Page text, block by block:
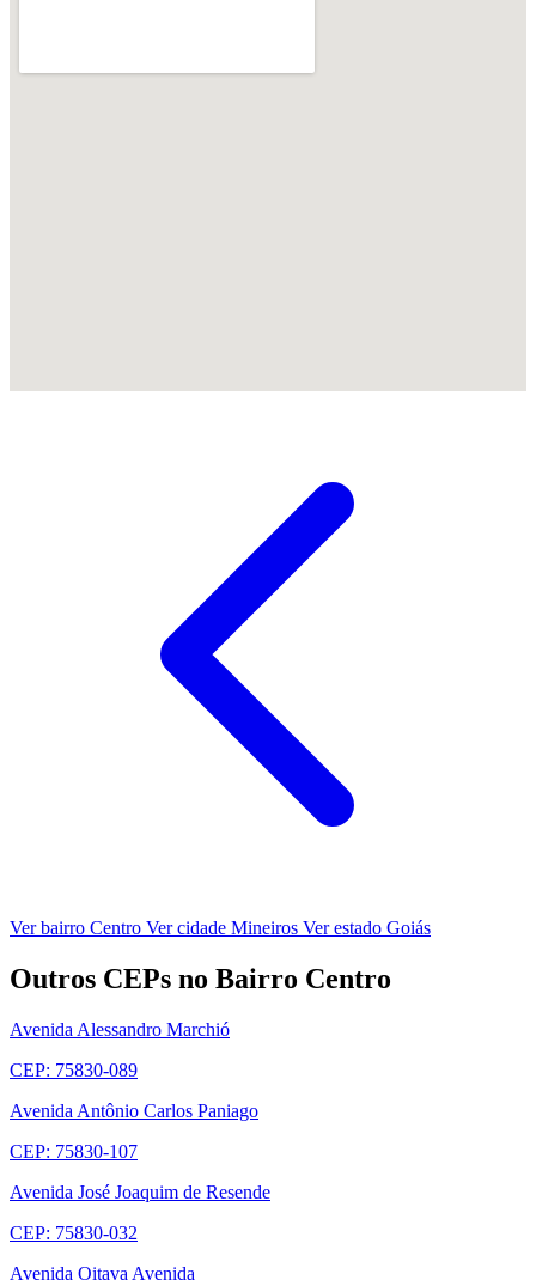
Ver bairro Centro Ver cidade Mineiros Ver estado Goiás
Outros CEPs no Bairro Centro
Avenida Alessandro Marchió
CEP: 75830-089
Avenida Antônio Carlos Paniago
CEP: 75830-107
Avenida José Joaquim de Resende
CEP: 75830-032
Avenida Oitava Avenida